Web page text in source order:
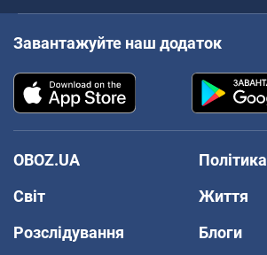
Завантажуйте наш додаток
OBOZ.UA
Політика
Світ
Життя
Розслідування
Блоги